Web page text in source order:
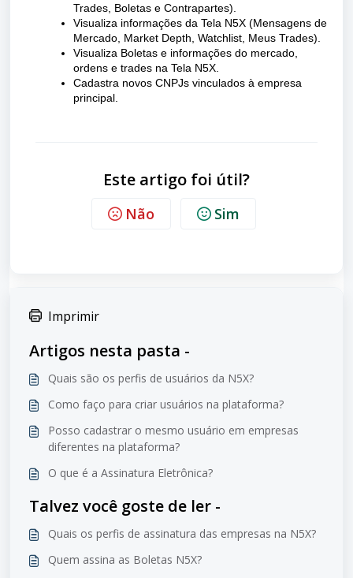
Trades, Boletas e Contrapartes).
Visualiza informações da Tela N5X (Mensagens de
Mercado, Market Depth, Watchlist, Meus Trades).
Visualiza Boletas e informações do mercado,
ordens e trades na Tela N5X.
Cadastra novos CNPJs vinculados à empresa
principal.
Este artigo foi útil?
Não Sim
Imprimir
Artigos nesta pasta -
Quais são os perfis de usuários da N5X?
Como faço para criar usuários na plataforma?
Posso cadastrar o mesmo usuário em empresas
diferentes na plataforma?
O que é a Assinatura Eletrônica?
Talvez você goste de ler -
Quais os perfis de assinatura das empresas na N5X?
Quem assina as Boletas N5X?